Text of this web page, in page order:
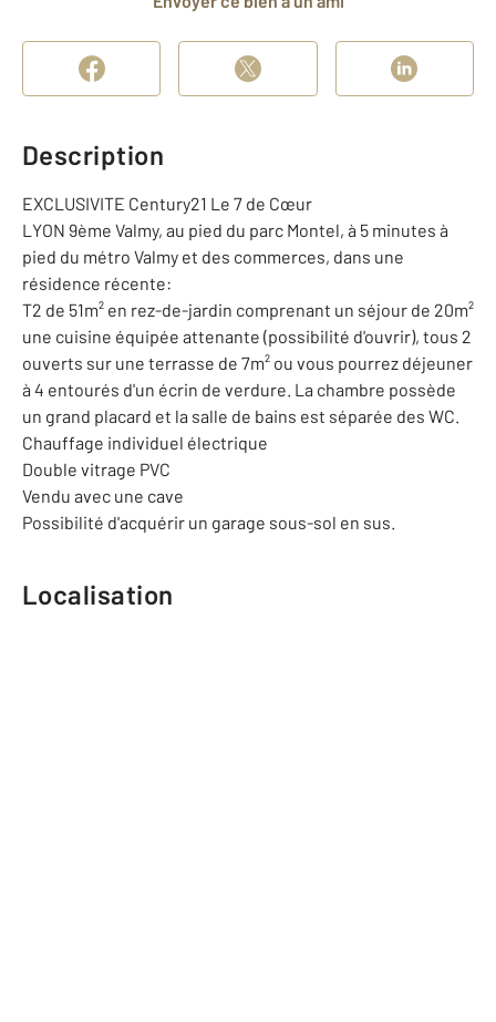
Description
EXCLUSIVITE Century21 Le 7 de Cœur
LYON 9ème Valmy, au pied du parc Montel, à 5 minutes à
pied du métro Valmy et des commerces, dans une
résidence récente:
T2 de 51m² en rez-de-jardin comprenant un séjour de 20m²
une cuisine équipée attenante (possibilité d'ouvrir), tous 2
ouverts sur une terrasse de 7m² ou vous pourrez déjeuner
à 4 entourés d'un écrin de verdure. La chambre possède
un grand placard et la salle de bains est séparée des WC.
Chauffage individuel électrique
Double vitrage PVC
Vendu avec une cave
Possibilité d'acquérir un garage sous-sol en sus.
Localisation